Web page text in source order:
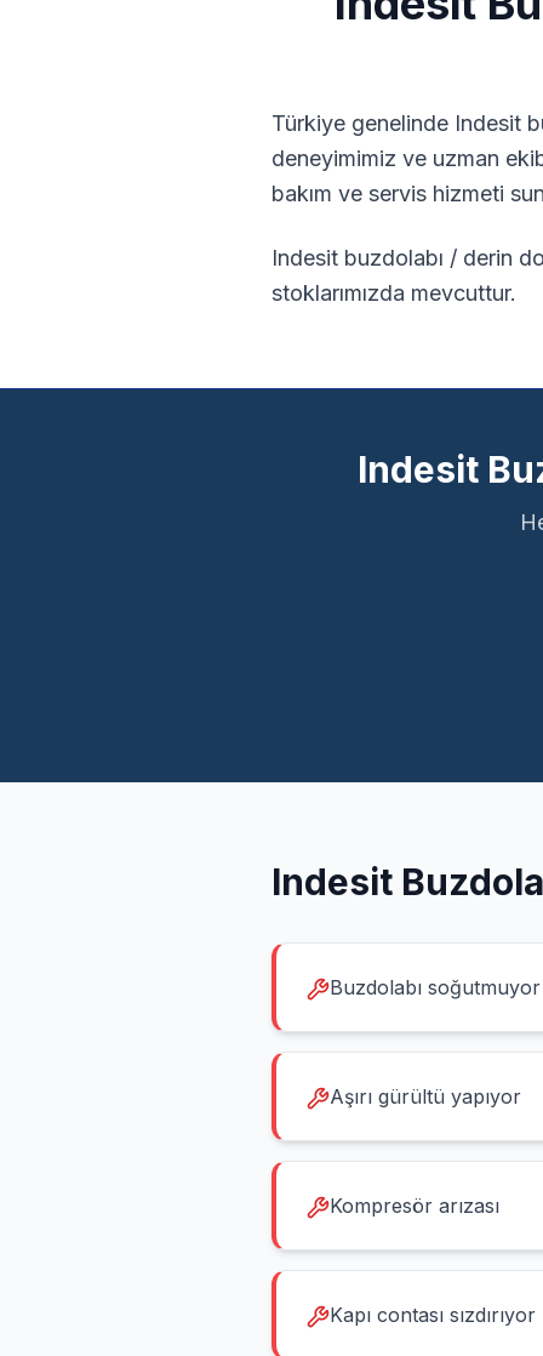
Türkiye genelinde Indesit
deneyimimiz ve uzman
bakım ve servis hizmeti
Indesit buzdolabı / derin
stoklarımızda mevcuttur.
Indesit
Indesit
Buzdolabı soğutmuyor
Aşırı gürültü yapıyor
Kompresör arızası
Kapı contası sızdırıyor